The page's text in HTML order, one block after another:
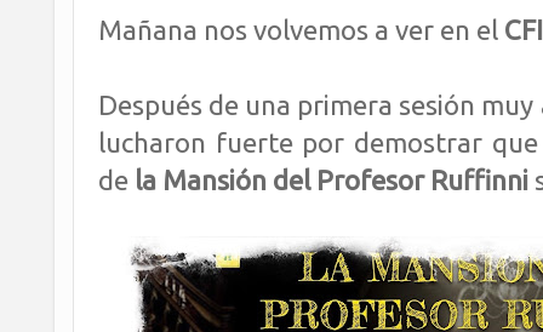
Mañana nos volvemos a ver en el
Después de una primera sesión
lucharon fuerte por demostrar que
de la Mansión del Profesor Ruffinni